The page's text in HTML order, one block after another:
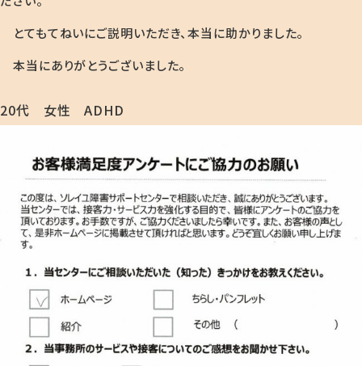
とてもてねいにご説明いただき、本当に助かりました。
本当にありがとうございました。
20代 女性 ADHD